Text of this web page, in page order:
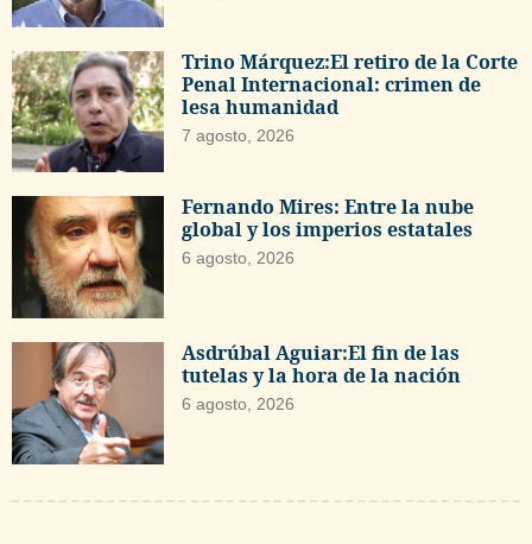
Trino Márquez:El retiro de la Corte
Penal Internacional: crimen de
lesa humanidad
7 agosto, 2026
Fernando Mires: Entre la nube
global y los imperios estatales
6 agosto, 2026
Asdrúbal Aguiar:El fin de las
tutelas y la hora de la nación
6 agosto, 2026